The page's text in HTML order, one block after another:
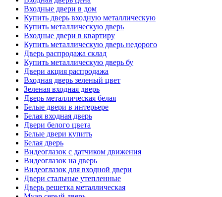
Входные двери в дом
Купить дверь входную металлическую
Купить металлическую дверь
Входные двери в квартиру
Купить металлическую дверь недорого
Дверь распродажа склад
Купить металлическую дверь бу
Двери акция распродажа
Входная дверь зеленый цвет
Зеленая входная дверь
Дверь металлическая белая
Белые двери в интерьере
Белая входная дверь
Двери белого цвета
Белые двери купить
Белая дверь
Видеоглазок с датчиком движения
Видеоглазок на дверь
Видеоглазок для входной двери
Двери стальные утепленные
Дверь решетка металлическая